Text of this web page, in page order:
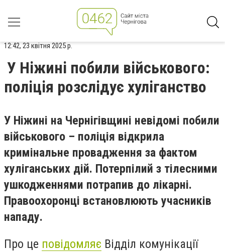
12:42, 23 квітня 2025 р.
У Ніжині побили військового:
поліція розслідує хуліганство
У Ніжині на Чернігівщині невідомі побили
військового – поліція відкрила
кримінальне провадження за фактом
хуліганських дій. Потерпілий з тілесними
ушкодженнями потрапив до лікарні.
Правоохоронці встановлюють учасників
нападу.
Про це повідомляє Відділ комунікації